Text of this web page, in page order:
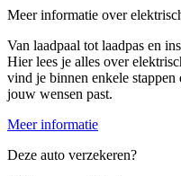
Meer informatie over
Van laadpaal tot laadpas en
Hier lees je alles over
vind je binnen enkele stappen
jouw wensen past.
Meer informatie
Deze auto verzekeren?